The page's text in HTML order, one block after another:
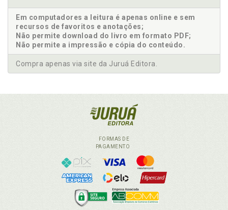
Em computadores a leitura é apenas online e sem
recursos de favoritos e anotações;
Não permite download do livro em formato PDF;
Não permite a impressão e cópia do conteúdo.
Compra apenas via site da Juruá Editora.
FORMAS DE
PAGAMENTO